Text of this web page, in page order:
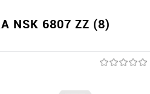
6807 ZZ (8)